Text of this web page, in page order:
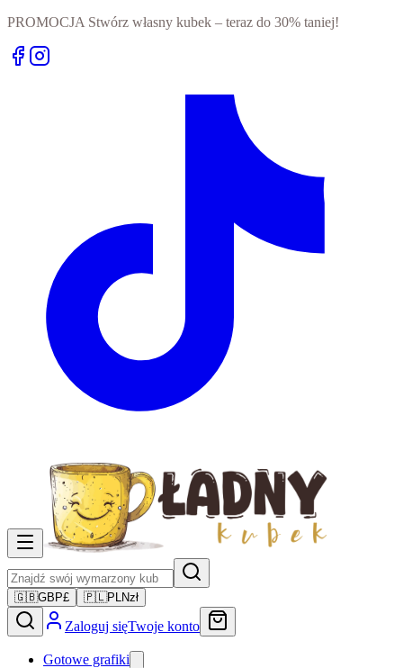
PROMOCJA Stwórz własny kubek – teraz do 30% taniej!
🇬🇧GBP£ 🇵🇱PLNzł
Zaloguj sięTwoje konto
Gotowe grafiki